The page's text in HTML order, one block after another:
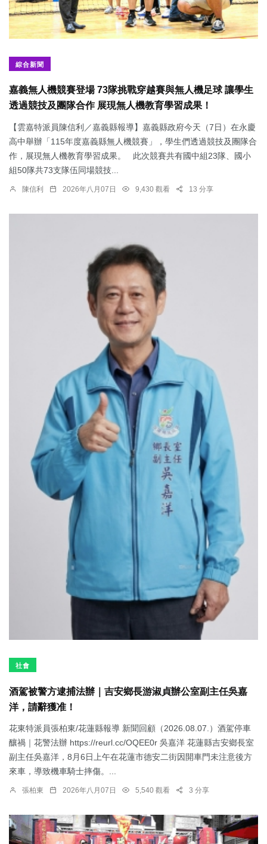
綜合新聞
嘉義無人機競賽登場 73隊挑戰穿越賽與無人機足球 讓學生
透過競技及團隊合作 展現無人機教育學習成果！
【雲嘉特派員陳信利／嘉義縣報導】嘉義縣政府今天（7日）在永慶
高中舉辦「115年度嘉義縣無人機競賽」，學生們透過競技及團隊合
作，展現無人機教育學習成果。 此次競賽共有國中組23隊、國小
組50隊共73支隊伍同場競技...
陳信利 2026年八月07日 9,430 觀看 13 分享
社會
酒駕被警方逮捕法辦｜吉安鄉長游淑貞辦公室副主任吳嘉
洋，請辭獲准！
花東特派員張柏東/花蓮縣報導 新聞回顧（2026.08.07.）酒駕停車
釀禍｜花警法辦 https://reurl.cc/OQEE0r 吳嘉洋 花蓮縣吉安鄉長室
副主任吳嘉洋，8月6日上午在花蓮市德安二街因開車門未注意後方
來車，導致機車騎士摔傷。...
張柏東 2026年八月07日 5,540 觀看 3 分享